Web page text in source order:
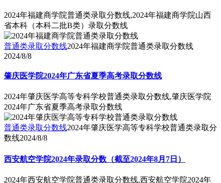
2024年福建商学院普通类录取分数线,2024年福建商学院山西
省本科（本科二批B类）录取分数线
普通类录取分数线2024年福建商学院普通类录取分数线
2024/8/8
肇庆医学院2024年广东省夏季高考录取分数线
2024年肇庆医学高等专科学校普通类录取分数线,肇庆医学院
2024年广东省夏季高考录取分数线
普通类录取分数线2024年肇庆医学高等专科学校普通类录取分
数线2024/8/8
西安航空学院2024年录取分数（截至2024年8月7日）
2024年西安航空学院普通类录取分数线,西安航空学院2024年